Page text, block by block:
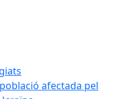
afectada pel